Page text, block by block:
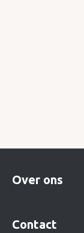
Over ons
Contact